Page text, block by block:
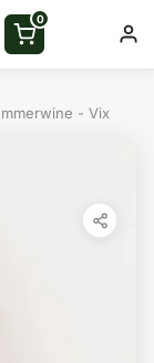
0
- Vix